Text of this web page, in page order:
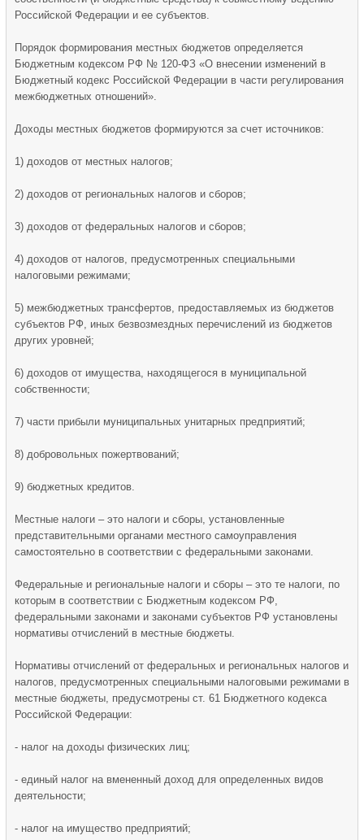
Российской Федерации и ее субъектов.
Порядок формирования местных бюджетов определяется
Бюджетным кодексом РФ № 120-ФЗ «О внесении изменений в
Бюджетный кодекс Российской Федерации в части регулирования
межбюджетных отношений».
Доходы местных бюджетов формируются за счет источников:
1) доходов от местных налогов;
2) доходов от региональных налогов и сборов;
3) доходов от федеральных налогов и сборов;
4) доходов от налогов, предусмотренных специальными
налоговыми режимами;
5) межбюджетных трансфертов, предоставляемых из бюджетов
субъектов РФ, иных безвозмездных перечислений из бюджетов
других уровней;
6) доходов от имущества, находящегося в муниципальной
собственности;
7) части прибыли муниципальных унитарных предприятий;
8) добровольных пожертвований;
9) бюджетных кредитов.
Местные налоги – это налоги и сборы, установленные
представительными органами местного самоуправления
самостоятельно в соответствии с федеральными законами.
Федеральные и региональные налоги и сборы – это те налоги, по
которым в соответствии с Бюджетным кодексом РФ,
федеральными законами и законами субъектов РФ установлены
нормативы отчислений в местные бюджеты.
Нормативы отчислений от федеральных и региональных налогов и
налогов, предусмотренных специальными налоговыми режимами в
местные бюджеты, предусмотрены ст. 61 Бюджетного кодекса
Российской Федерации:
- налог на доходы физических лиц;
- единый налог на вмененный доход для определенных видов
деятельности;
- налог на имущество предприятий;